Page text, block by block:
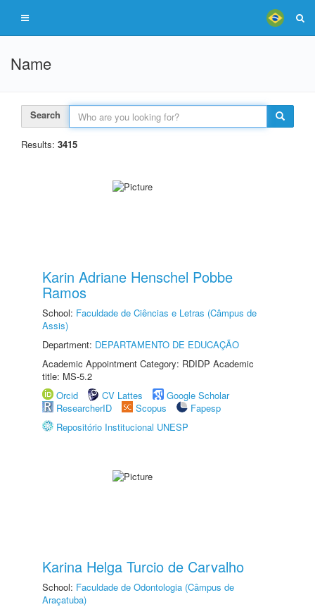
Name
Search
Results: 3415
Karin Adriane Henschel Pobbe
Ramos
School: Faculdade de Ciências e Letras (Câmpus de
Assis)
Department: DEPARTAMENTO DE EDUCAÇÃO
Academic Appointment Category: RDIDP Academic
title: MS-5.2
Orcid
CV Lattes
Google Scholar
ResearcherID
Scopus
Fapesp
Repositório Institucional UNESP
Karina Helga Turcio de Carvalho
School: Faculdade de Odontologia (Câmpus de
Araçatuba)